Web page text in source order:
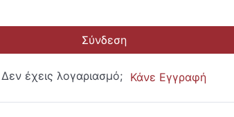
Σύνδεση
Δεν έχεις λογαριασμό; Κάνε Εγγραφή